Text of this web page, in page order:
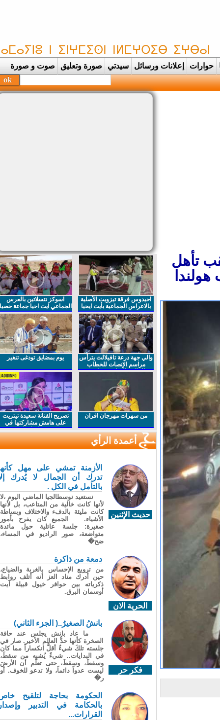
حوارات إعلانات ورسائل سيدتي صورة وتعليق صوت و صورة
عقب تأهل
احيدوس فرقة تيزويت الأصلية
بالاعراس الجماعية بأيت ايحيا
اسوكز نتسلاتين بالعرس
الجماعي ايت احيا جماعة حصيا
والي جهة درعة تافيلالت يترأس
مراسم الإنصات للخطاب
الملكي السامي بمناسبة
يوم بمضايق تودغى تنغير
من سهرات مهرجان افران
تصريح الفنانة سعيدة تيتريت
على هامش مشاركتها في
مهرجان افران
أعمدة الرأي
حديث الإثنين
الأزمنة تمشي على مهل كأنها
تدرك أن الجمال لا يُدرك إلا
بالتأمل في الكل .
نستعيد نوسطالجيا الماضي اليوم ،لا
لأنها كانت خالية من المتاعب، بل لأنها
كانت مليئة بالدفء والاختلاف وبساطة
الأشياء. الجميع كان يفرح بأمور
صغيرة: جلسة عائلية حول مائدة
متواضعة، صور الراديو في المساء،
ضح�
الحرية الان
دمعة من ذاكرة
من ترويع الإحساس بالغربة والضياع،
حين أدرك مناد العز أنه أتلف روابط
ذكرياته بين حوافر خيول قبيلة آيت
أوسمان البرق.
فكر حر
بانشُ الصغيرُ..( الجزء الثاني)
ما عاد بانش يجلس عند حافة
الصخرة كأنها حدُّ العالم الأخير. صار في
جلسته تلكَ شيءٌ أقلُّ انكساراً مما كان
في البدايات.. شيءٌ يُشبِه من سقطَ،
وسقطَ، وسقطَ، حتى تعلّم أن الأرضَ
ليست عدواً دائماً، ولا تدعو للخوف. أو
ر�
الحكومة بحاجة لتلقيح خاص
بالحكامة في التدبير وإصدار
القرارات...